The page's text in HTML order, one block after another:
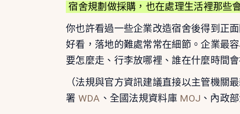
宿舍規劃做採購，也在處理生活裡那些
你也許看過一些企業改造宿舍後得到正
好看，落地的難處常常在細節。企業最
要怎麼走、行李放哪裡、誰在什麼時間
（法規與官方資訊建議直接以主管機關
署 WDA 、全國法規資料庫 MOJ 、內政